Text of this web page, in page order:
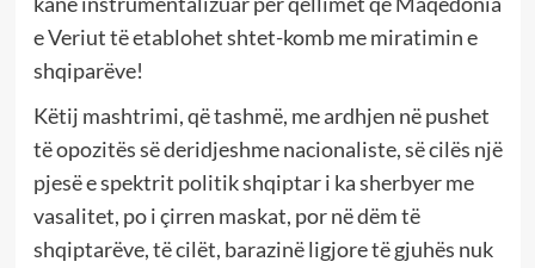
e Veriut të etablohet shtet-komb me miratimin e
shqiparëve!
Këtij mashtrimi, që tashmë, me ardhjen në pushet
të opozitës së deridjeshme nacionaliste, së cilës një
pjesë e spektrit politik shqiptar i ka sherbyer me
vasalitet, po i çirren maskat, por në dëm të
shqiptarëve, të cilët, barazinë ligjore të gjuhës nuk